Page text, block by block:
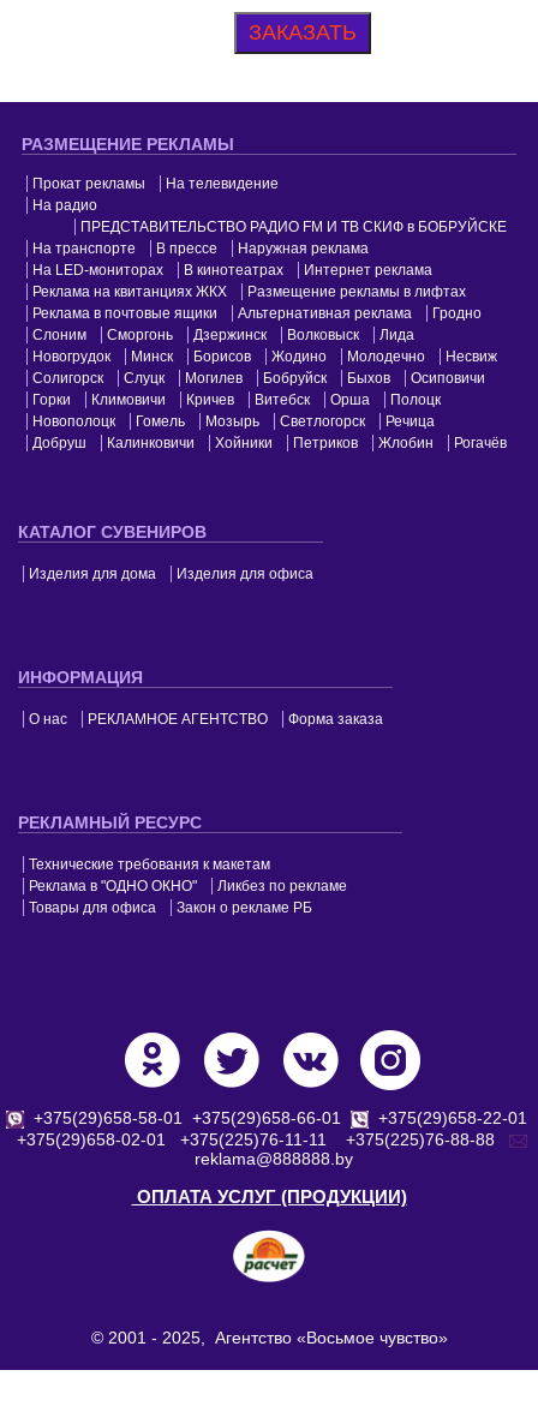
ЗАКАЗАТЬ
РАЗМЕЩЕНИЕ РЕКЛАМЫ
Прокат рекламы
На телевидение
На радио
ПРЕДСТАВИТЕЛЬСТВО РАДИО FM И ТВ СКИФ в БОБРУЙСКЕ
На транспорте
В прессе
Наружная реклама
На LED-мониторах
В кинотеатрах
Интернет реклама
Реклама на квитанциях ЖКХ
Размещение рекламы в лифтах
Реклама в почтовые ящики
Альтернативная реклама
Гродно
Слоним
Сморгонь Дзержинск Волковыск
Лида
Новогрудок
Минск Борисов Жодино Молодечно
Несвиж
Солигорск
Слуцк Могилев Бобруйск Быхов
Осиповичи
Горки
Климовичи Кричев Витебск Орша
Полоцк
Новополоцк
Гомель Мозырь Светлогорск
Речица
Добруш
Калинковичи Хойники Петриков Жлобин Рогачёв
КАТАЛОГ СУВЕНИРОВ
Изделия для дома Изделия для офиса
ИНФОРМАЦИЯ
О нас РЕКЛАМНОЕ АГЕНТСТВО Форма заказа
РЕКЛАМНЫЙ РЕСУРС
Технические требования к макетам
Реклама в "ОДНО ОКНО"
Ликбез по рекламе
Товары для офиса
Закон о рекламе РБ
+375(29)658-58-01 +375(29)658-66-01
+375(29)658-22-01
+375(29)658-02-01
+375(225)76-11-11
+375(225)76-88-88
reklama@888888.by
ОПЛАТА УСЛУГ (ПРОДУКЦИИ)
© 2001 - 2025, Агентство «Восьмое чувство»